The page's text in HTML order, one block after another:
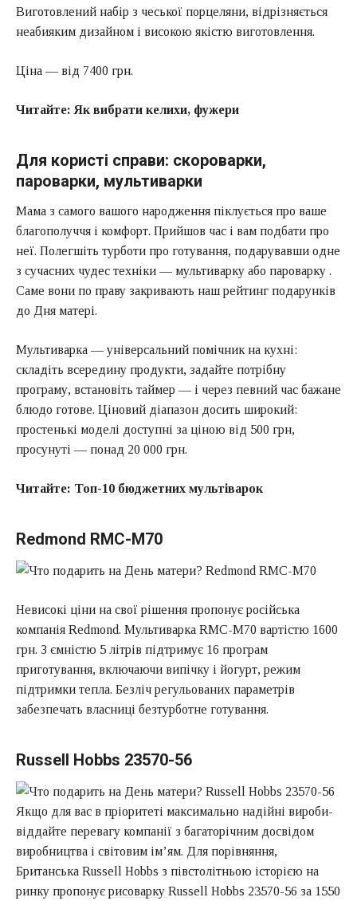
Виготовлений набір з чеської порцеляни, відрізняється
неабияким дизайном і високою якістю виготовлення.
Ціна — від 7400 грн.
Читайте: Як вибрати келихи, фужери
Для користі справи: скороварки,
пароварки, мультиварки
Мама з самого вашого народження піклується про ваше
благополуччя і комфорт. Прийшов час і вам подбати про
неї. Полегшіть турботи про готування, подарувавши одне
з сучасних чудес техніки — мультиварку або пароварку .
Саме вони по праву закривають наш рейтинг подарунків
до Дня матері.
Мультиварка — універсальний помічник на кухні:
складіть всередину продукти, задайте потрібну
програму, встановіть таймер — і через певний час бажане
блюдо готове. Ціновий діапазон досить широкий:
простенькі моделі доступні за ціною від 500 грн,
просунуті — понад 20 000 грн.
Читайте: Топ-10 бюджетних мультіварок
Redmond RMC-M70
Невисокі ціни на свої рішення пропонує російська
компанія Redmond. Мультиварка RMC-M70 вартістю 1600
грн. З ємністю 5 літрів підтримує 16 програм
приготування, включаючи випічку і йогурт, режим
підтримки тепла. Безліч регульованих параметрів
забезпечать власниці безтурботне готування.
Russell Hobbs 23570-56
Якщо для вас в пріоритеті максимально надійні вироби-
віддайте перевагу компанії з багаторічним досвідом
виробництва і світовим ім’ям. Для порівняння,
Британська Russell Hobbs з півстолітньою історією на
ринку пропонує рисоварку Russell Hobbs 23570-56 за 1550